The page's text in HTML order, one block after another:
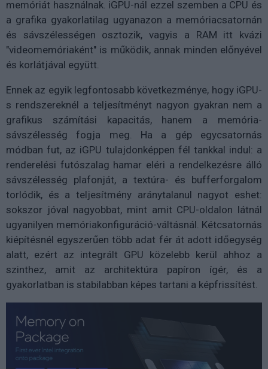
memóriát használnak. iGPU-nál ezzel szemben a CPU és
a grafika gyakorlatilag ugyanazon a memóriacsatornán
és sávszélességen osztozik, vagyis a RAM itt kvázi
"videomemóriaként" is működik, annak minden előnyével
és korlátjával együtt.
Ennek az egyik legfontosabb következménye, hogy iGPU-
s rendszereknél a teljesítményt nagyon gyakran nem a
grafikus számítási kapacitás, hanem a memória-
sávszélesség fogja meg. Ha a gép egycsatornás
módban fut, az iGPU tulajdonképpen fél tankkal indul: a
renderelési futószalag hamar eléri a rendelkezésre álló
sávszélesség plafonját, a textúra- és bufferforgalom
torlódik, és a teljesítmény aránytalanul nagyot eshet:
sokszor jóval nagyobbat, mint amit CPU-oldalon látnál
ugyanilyen memóriakonfiguráció-váltásnál. Kétcsatornás
kiépítésnél egyszerűen több adat fér át adott időegység
alatt, ezért az integrált GPU közelebb kerül ahhoz a
szinthez, amit az architektúra papíron ígér, és a
gyakorlatban is stabilabban képes tartani a képfrissítést.